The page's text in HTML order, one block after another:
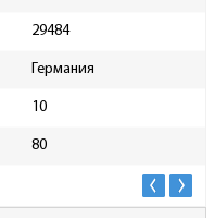
29484
Германия
10
80